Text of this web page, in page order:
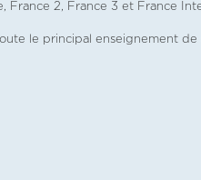
France 2, France 3 et France
le principal enseignement de